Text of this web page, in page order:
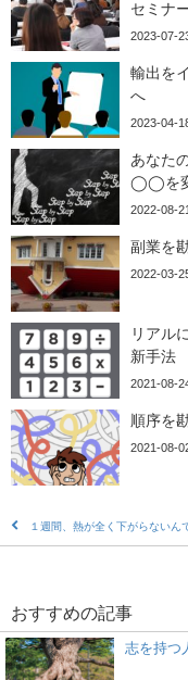
セミナ
2023-07-
輸出を
へ
2023-04-
あなた
◯◯を
2022-08-21
副業を
2022-03-
リアル
新手法
2021-08-
順序を
2021-08-
１週間、熱が全く下がらないん
おすすめの記事
志を持つ